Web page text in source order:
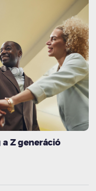
a Z generáció